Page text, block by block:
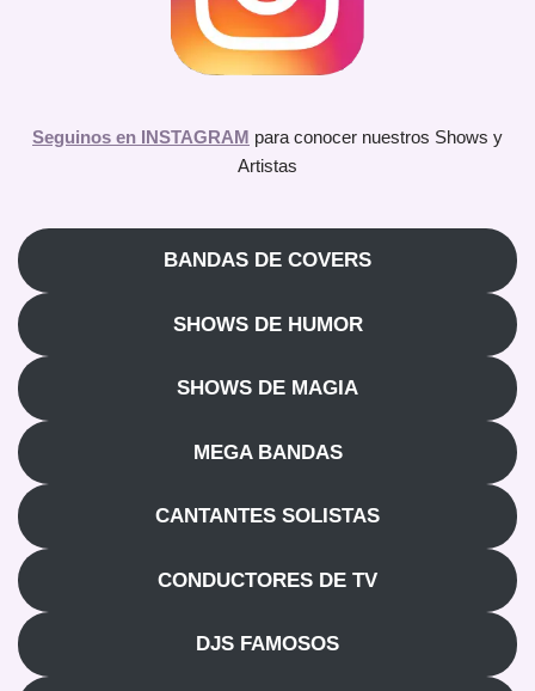
Seguinos en INSTAGRAM para conocer nuestros Shows y
Artistas
BANDAS DE COVERS
SHOWS DE HUMOR
SHOWS DE MAGIA
MEGA BANDAS
CANTANTES SOLISTAS
CONDUCTORES DE TV
DJS FAMOSOS